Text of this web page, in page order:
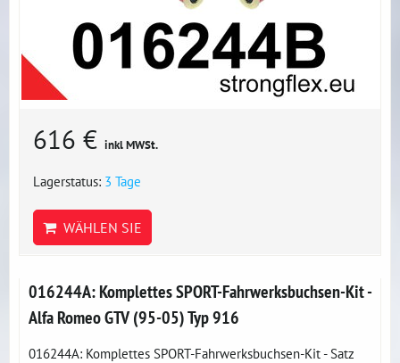
616 € inkl MWSt.
Lagerstatus: 3 Tage
WÄHLEN SIE
016244A: Komplettes SPORT-Fahrwerksbuchsen-Kit -
Alfa Romeo GTV (95-05) Typ 916
016244A: Komplettes SPORT-Fahrwerksbuchsen-Kit - Satz